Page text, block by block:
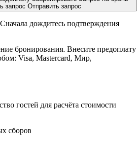
запрос Отправить запрос
дождитесь подтверждения
бронирования. Внесите предоплату
Visa, Mastercard, Мир,
гостей для расчёта стоимости
сборов